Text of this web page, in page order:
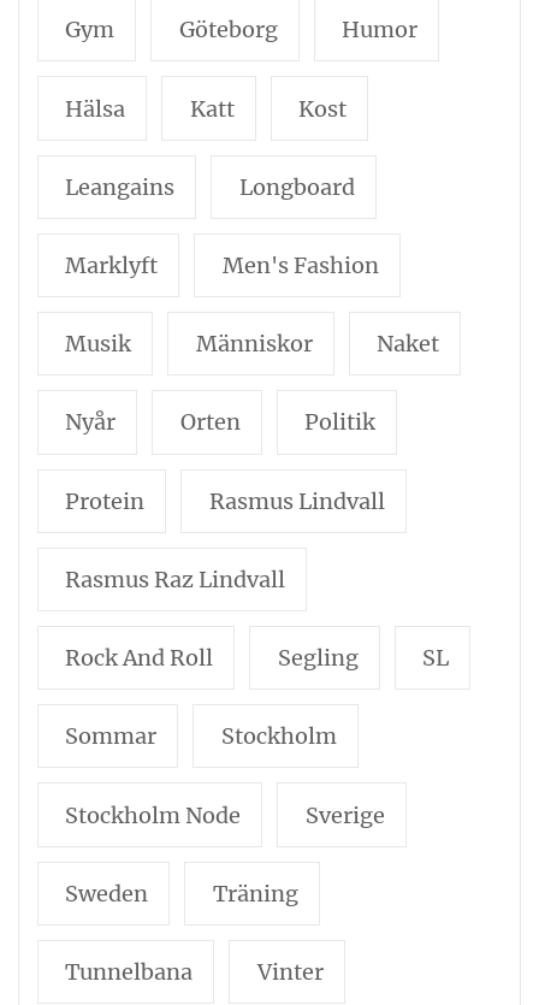
Gym Göteborg Humor
Hälsa Katt Kost
Leangains Longboard
Marklyft Men's Fashion
Musik Människor Naket
Nyår Orten Politik
Protein Rasmus Lindvall
Rasmus Raz Lindvall
Rock And Roll Segling SL
Sommar Stockholm
Stockholm Node Sverige
Sweden Träning
Tunnelbana Vinter